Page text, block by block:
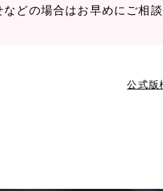
どの場合はお早めにご相談
公式版